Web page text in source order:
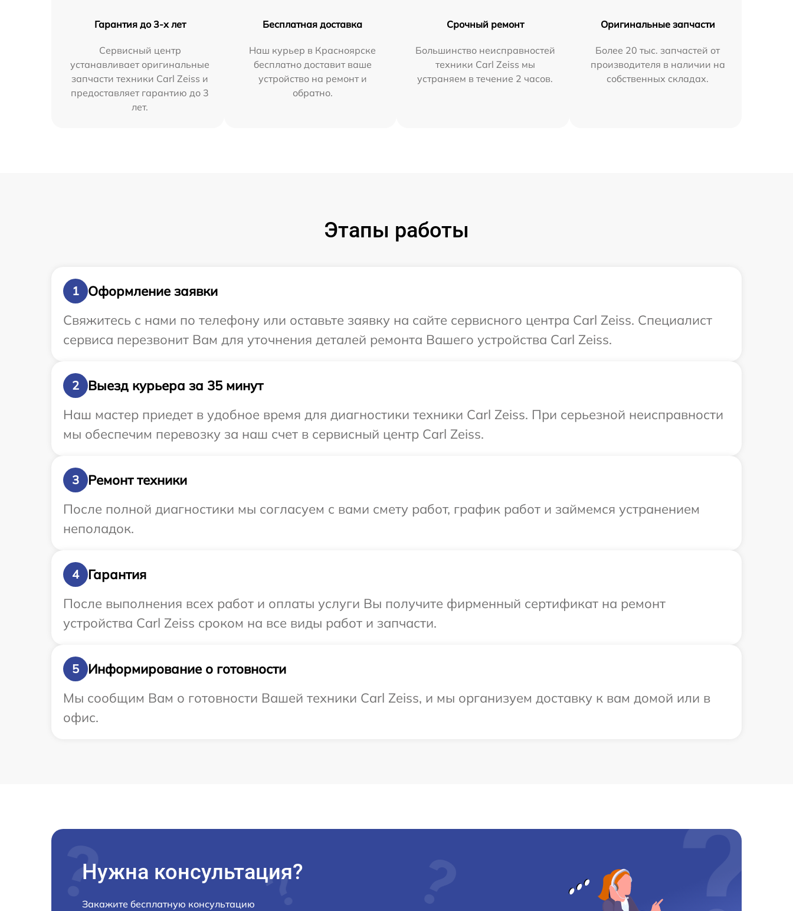
Гарантия до 3-х лет
Сервисный центр
устанавливает оригинальные
запчасти техники Carl Zeiss и
предоставляет гарантию до 3
лет.
Бесплатная доставка
Наш курьер в Красноярске
бесплатно доставит ваше
устройство на ремонт и
обратно.
Срочный ремонт
Большинство неисправностей
техники Carl Zeiss мы
устраняем в течение 2 часов.
Оригинальные запчасти
Более 20 тыс. запчастей от
производителя в наличии на
собственных складах.
Этапы работы
1
Оформление заявки
Свяжитесь с нами по телефону или оставьте заявку на сайте сервисного центра Carl Zeiss. Специалист
сервиса перезвонит Вам для уточнения деталей ремонта Вашего устройства Carl Zeiss.
2
Выезд курьера за 35 минут
Наш мастер приедет в удобное время для диагностики техники Carl Zeiss. При серьезной неисправности
мы обеспечим перевозку за наш счет в сервисный центр Carl Zeiss.
3
Ремонт техники
После полной диагностики мы согласуем с вами смету работ, график работ и займемся устранением
неполадок.
4
Гарантия
После выполнения всех работ и оплаты услуги Вы получите фирменный сертификат на ремонт
устройства Carl Zeiss сроком на все виды работ и запчасти.
5
Информирование о готовности
Мы сообщим Вам о готовности Вашей техники Carl Zeiss, и мы организуем доставку к вам домой или в
офис.
Нужна консультация?
Закажите бесплатную консультацию